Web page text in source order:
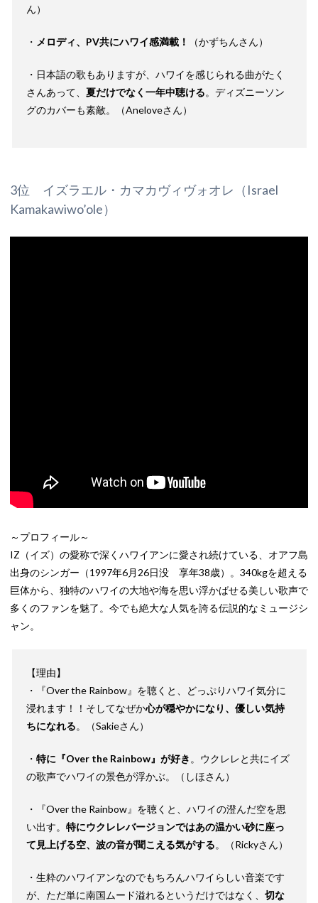
ん）
・ メロディ、PV共にハワイ感満載！ （かずちんさん）
・日本語の歌もありますが、ハワイを感じられる曲がたく
さんあって、 夏だけでなく一年中聴ける。ディズニーソン
グのカバーも素敵。（Aneloveさん）
3位 イズラエル・カマカヴィヴォオレ（Israel
Kamakawiwo’ole）
～プロフィール～
IZ（イズ）の愛称で深くハワイアンに愛され続けている、オアフ島
出身のシンガー（1997年6月26日没 享年38歳）。340kgを超える
巨体から、独特のハワイの大地や海を思い浮かばせる美しい歌声で
多くのファンを魅了。今でも絶大な人気を誇る伝説的なミュージシ
ャン。
【理由】
・『Over the Rainbow』を聴くと、どっぷりハワイ気分に
浸れます！！そしてなぜか心が穏やかになり、優しい気持
ちになれる。（Sakieさん）
・ 特に『Over the Rainbow』が好き 。ウクレレと共にイズ
の歌声でハワイの景色が浮かぶ。（しほさん）
・『Over the Rainbow』を聴くと、ハワイの澄んだ空を思
い出す。 特にウクレレバージョンではあの温かい砂に座っ
て見上げる空、波の音が聞こえる気がする。（Rickyさん）
・生粋のハワイアンなのでもちろんハワイらしい音楽です
が、ただ単に南国ムード溢れるというだけではなく、 切な